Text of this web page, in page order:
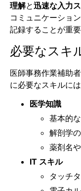
理解と迅速な入力
コミュニケーショ
記録することが重要
必要なスキ
医師事務作業補助
に必要なスキルに
医学知識
基本的
解剖学
薬剤名
IT スキル
タッチ